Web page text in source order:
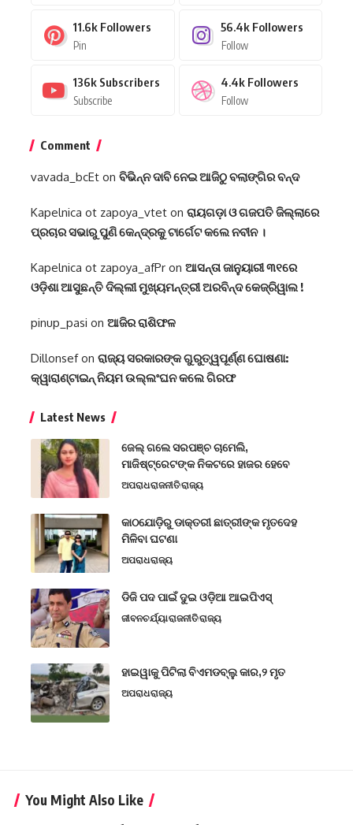
11.6k Followers
Pin
56.4k Followers
Follow
136k Subscribers
Subscribe
4.4k Followers
Follow
Comment
vavada_bcEt on ବିଭିନ୍ନ ଦାବି ନେଇ ଆଜିଠୁ ବଲାଙ୍ଗିର ବନ୍ଦ
Kapelnica ot zapoya_vtet on ରାୟଗଡ଼ା ଓ ଗଜପତି ଜିଲ୍ଲାରେ
ପ୍ରଚାର ସଭାରୁ ପୁଣି କେନ୍ଦ୍ରକୁ ଟାର୍ଗେଟ କଲେ ନବୀନ ।
Kapelnica ot zapoya_afPr on ଆସନ୍ତା ଜାନୁୟାରୀ ୩୧ରେ
ଓଡ଼ିଶା ଆସୁଛନ୍ତି ଦିଲ୍ଲୀ ମୁଖ୍ୟମନ୍ତ୍ରୀ ଅରବିନ୍ଦ କେଜ୍ରିୱାଲ !
pinup_pasi on ଆଜିର ରାଶିଫଳ
Dillonsefon ରାଜ୍ୟ ସରକାରଙ୍କ ଗୁରୁତ୍ୱପୂର୍ଣ୍ଣ ଘୋଷଣା:
କ୍ୱାରାଣ୍ଟାଇନ୍‌ ନିୟମ ଉଲ୍ଲଂଘନ କଲେ ଗିରଫ
Latest News
ଜେଲ୍ ଗଲେ ସରପଞ୍ଚ ଚାମେଲି,
ମାଜିଷ୍ଟ୍ରେଟଙ୍କ ନିକଟରେ ହାଜର ହେବେ
ଅପରାଧରାଜନୀତିରାଜ୍ୟ
କାଠଯୋଡ଼ିରୁ ଡାକ୍ତରୀ ଛାତ୍ରୀଙ୍କ ମୃତଦେହ
ମିଳିବା ଘଟଣା
ଅପରାଧରାଜ୍ୟ
ଡିଜି ପଦ ପାଇଁ ଦୁଇ ଓଡ଼ିଆ ଆଇପିଏସ୍
ଜୀବନଚର୍ଯ୍ୟାରାଜନୀତିରାଜ୍ୟ
ହାଇୱାକୁ ପିଟିଲା ବିଏମଡବ୍ଲୁ କାର,୨ ମୃତ
ଅପରାଧରାଜ୍ୟ
You Might Also Like